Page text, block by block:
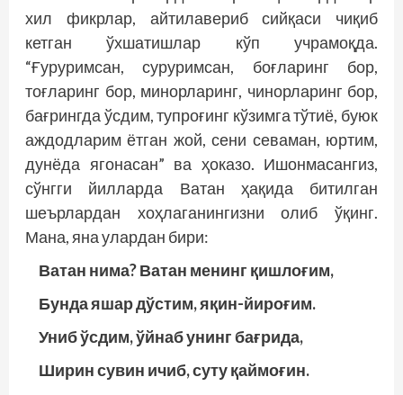
хил фикрлар, айтилавериб сийқаси чиқиб
кетган ўхшатишлар кўп учрамоқда.
“Ғуруримсан, суруримсан, боғларинг бор,
тоғларинг бор, минорларинг, чинорларинг бор,
бағрингда ўсдим, тупроғинг кўзимга тўтиё, буюк
аждодларим ётган жой, сени севаман, юртим,
дунёда ягонасан” ва ҳоказо. Ишонмасангиз,
сўнгги йилларда Ватан ҳақида битилган
шеърлардан хоҳлаганингизни олиб ўқинг.
Мана, яна улардан бири:
Ватан нима? Ватан менинг қишлоғим,
Бунда яшар дўстим, яқин-йироғим.
Униб ўсдим, ўйнаб унинг бағрида,
Ширин сувин ичиб, суту қаймоғин.